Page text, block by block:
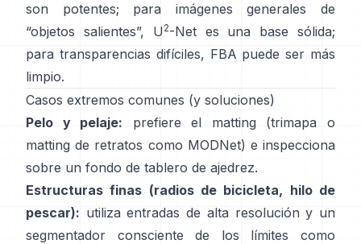
son potentes; para imágenes generales de
“objetos salientes”,
U2-Netes una base sólida;
para transparencias difíciles, FBA puede ser más
limpio.
Casos extremos comunes (y soluciones)
Pelo y pelaje: prefiere el matting (trimapa o
matting de retratos como MODNet) e inspecciona
sobre un fondo de tablero de ajedrez.
Estructuras finas (radios de bicicleta, hilo de
pescar): utiliza entradas de alta resolución y un
segmentador consciente de los límites como